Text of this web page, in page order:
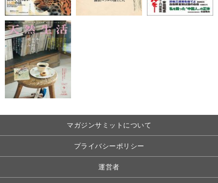
マガジンサミットについて
プライバシーポリシー
運営者